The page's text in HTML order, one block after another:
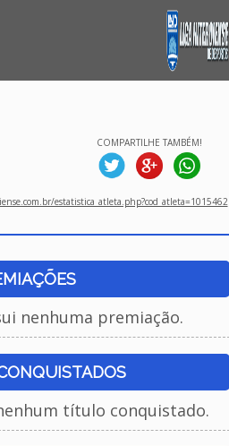
COMPARTILHE TAMBÉM!
estatistica_atleta.php?cod_atleta=1015462
nenhuma premiação.
título conquistado.